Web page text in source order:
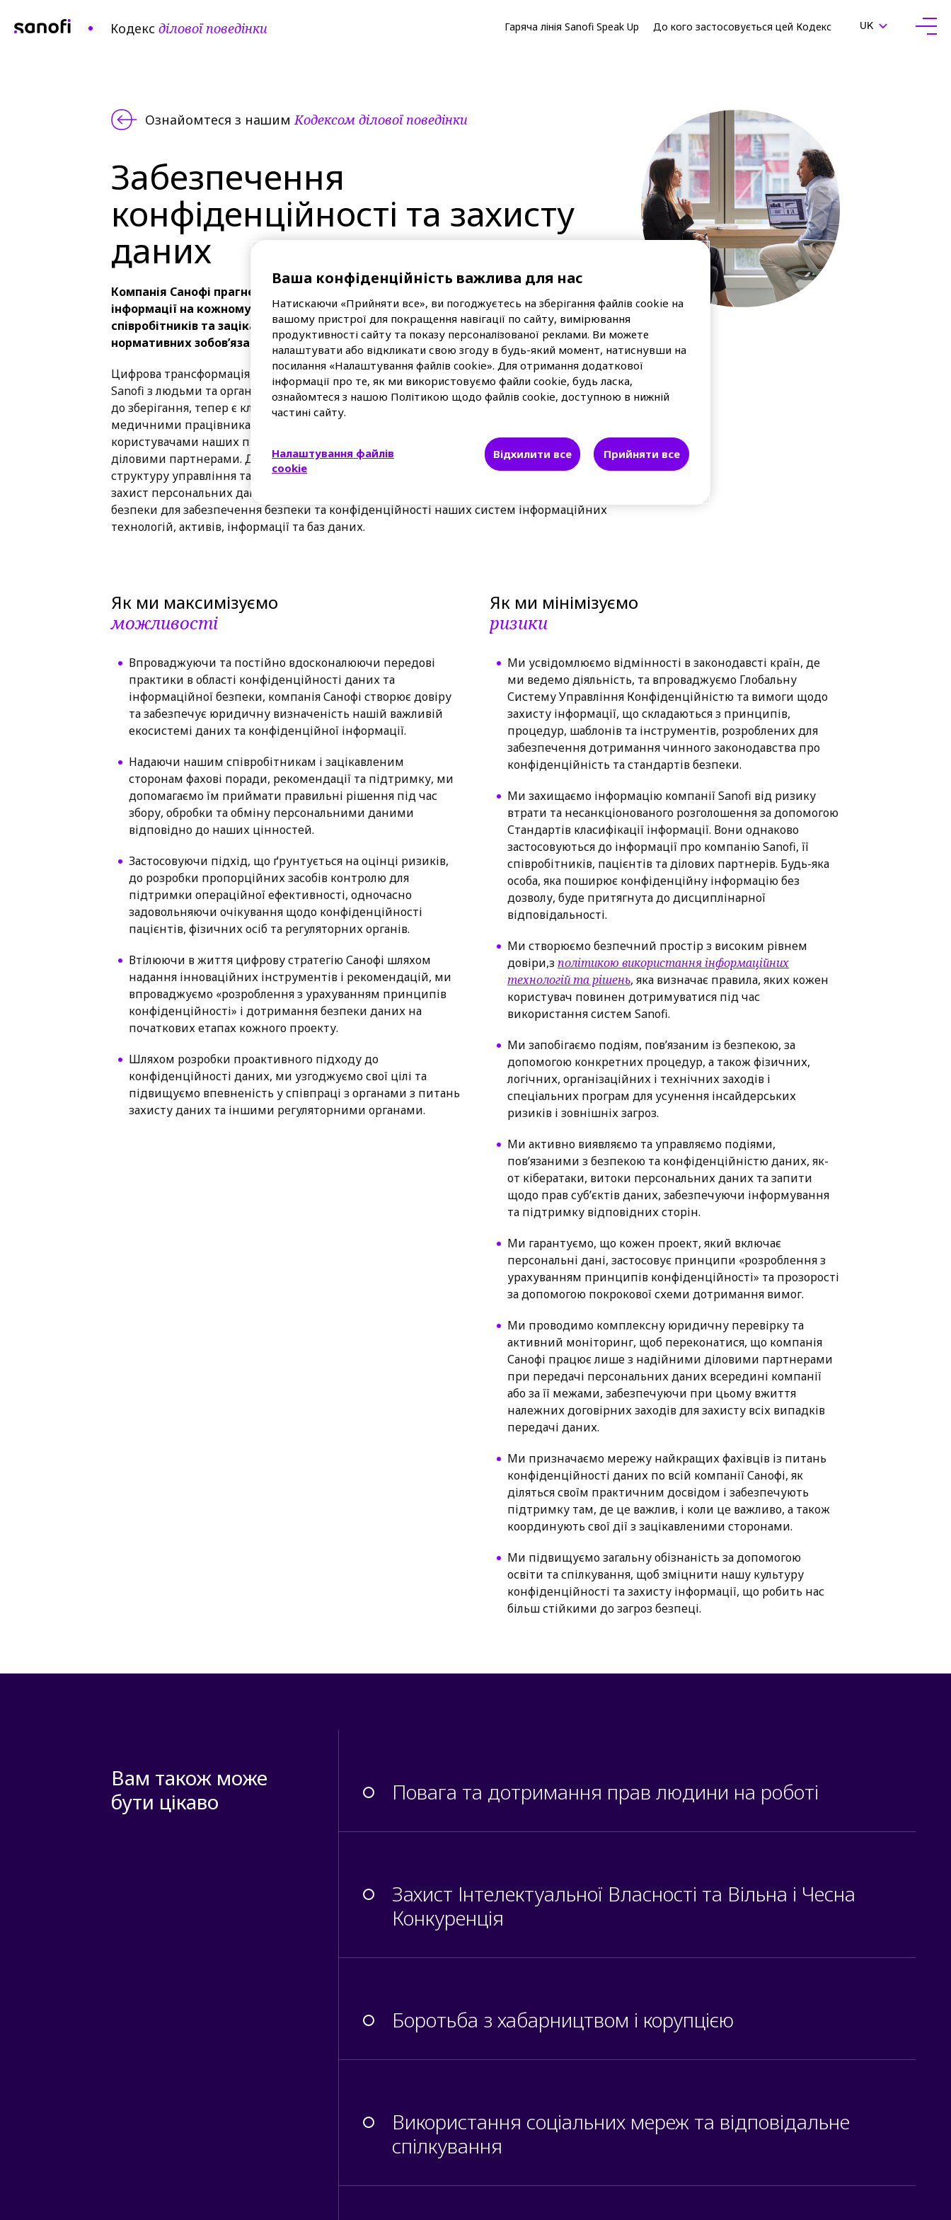
Кодекс ділової поведінки Гаряча лінія Sanofi Speak Up До кого застосовується цей Кодекс ЗМІНИТИ МОВУ,
UK
Ознайомтеся з нашимКодексом ділової поведінки
Забезпечення
конфіденційності та захисту
даних
Компанія Санофі прагне забезпечити конфіденційність даних
інформації на кожному рівні нашої організації на користь пацієнтів, наших
співробітників та зацікавлених сторін, а також забезпечити повне дотримання
нормативних зобов’язань.
Цифрова трансформація, ШІ та демократизація даних зміцнюють взаємодію компанії
Sanofi з людьми та організаціями для досягнення нашої мети. Обробка даних, від збору
до зберігання, тепер є ключовим компонентом наших відносин із пацієнтами,
медичними працівниками, членами наукового співтовариства, клієнтами та
користувачами наших продуктів і послуг, а також нашими співробітниками та
діловими партнерами. Для захисту конфіденційності даних ми впровадили Глобальну
структуру управління та ризиків конфіденційності, яка забезпечує оптимальний
захист персональних даних. Ми також прийняли Рамкову програму кібербезпеки та
безпеки для забезпечення безпеки та конфіденційності наших систем інформаційних
технологій, активів, інформації та баз даних.
Як ми максимізуємо
можливості
Впроваджуючи та постійно вдосконалюючи передові
практики в області конфіденційності даних та
інформаційної безпеки, компанія Санофі створює довіру
та забезпечує юридичну визначеність нашій важливій
екосистемі даних та конфіденційної інформації.
Надаючи нашим співробітникам і зацікавленим
сторонам фахові поради, рекомендації та підтримку, ми
допомагаємо їм приймати правильні рішення під час
збору, обробки та обміну персональними даними
відповідно до наших цінностей.
Застосовуючи підхід, що ґрунтується на оцінці ризиків,
до розробки пропорційних засобів контролю для
підтримки операційної ефективності, одночасно
задовольняючи очікування щодо конфіденційності
пацієнтів, фізичних осіб та регуляторних органів.
Втілюючи в життя цифрову стратегію Санофі шляхом
надання інноваційних інструментів і рекомендацій, ми
впроваджуємо «розроблення з урахуванням принципів
конфіденційності» і дотримання безпеки даних на
початкових етапах кожного проекту.
Шляхом розробки проактивного підходу до
конфіденційності даних, ми узгоджуємо свої цілі та
підвищуємо впевненість у співпраці з органами з питань
захисту даних та іншими регуляторними органами.
Як ми мінімізуємо
ризики
Ми усвідомлюємо відмінності в законодавсті країн, де
ми ведемо діяльність, та впроваджуємо Глобальну
Систему Управління Конфіденційністю та вимоги щодо
захисту інформації, що складаються з принципів,
процедур, шаблонів та інструментів, розроблених для
забезпечення дотримання чинного законодавства про
конфіденційність та стандартів безпеки.
Ми захищаємо інформацію компанії Sanofi від ризику
втрати та несанкціонованого розголошення за допомогою
Стандартів класифікації інформації. Вони однаково
застосовуються до інформації про компанію Sanofi, її
співробітників, пацієнтів та ділових партнерів. Будь-яка
особа, яка поширює конфіденційну інформацію без
дозволу, буде притягнута до дисциплінарної
відповідальності.
Ми створюємо безпечний простір з високим рівнем
довіри,зполітикою використання інформаційних
технологій та рішень, яка визначає правила, яких кожен
користувач повинен дотримуватися під час
використання систем Sanofi.
Ми запобігаємо подіям, пов’язаним із безпекою, за
допомогою конкретних процедур, а також фізичних,
логічних, організаційних і технічних заходів і
спеціальних програм для усунення інсайдерських
ризиків і зовнішніх загроз.
Ми активно виявляємо та управляємо подіями,
пов’язаними з безпекою та конфіденційністю даних, як-
от кібератаки, витоки персональних даних та запити
щодо прав суб’єктів даних, забезпечуючи інформування
та підтримку відповідних сторін.
Ми гарантуємо, що кожен проект, який включає
персональні дані, застосовує принципи «розроблення з
урахуванням принципів конфіденційності» та прозорості
за допомогою покрокової схеми дотримання вимог.
Ми проводимо комплексну юридичну перевірку та
активний моніторинг, щоб переконатися, що компанія
Санофі працює лише з надійними діловими партнерами
при передачі персональних даних всередині компанії
або за її межами, забезпечуючи при цьому вжиття
належних договірних заходів для захисту всіх випадків
передачі даних.
Ми призначаємо мережу найкращих фахівців із питань
конфіденційності даних по всій компанії Санофі, як
діляться своїм практичним досвідом і забезпечують
підтримку там, де це важлив, і коли це важливо, а також
координують свої дії з зацікавленими сторонами.
Ми підвищуємо загальну обізнаність за допомогою
освіти та спілкування, щоб зміцнити нашу культуру
конфіденційності та захисту інформації, що робить нас
більш стійкими до загроз безпеці.
Вам також може
бути цікаво
Повага та дотримання прав людини на роботі
Захист Інтелектуальної Власності та Вільна і Чесна
Конкуренція
Боротьба з хабарництвом і корупцією
Використання соціальних мереж та відповідальне
спілкування
Ваша конфіденційність важлива для нас
Натискаючи «Прийняти все», ви погоджуєтесь на зберігання файлів cookie на
вашому пристрої для покращення навігації по сайту, вимірювання
продуктивності сайту та показу персоналізованої реклами. Ви можете
налаштувати або відкликати свою згоду в будь-який момент, натиснувши на
посилання «Налаштування файлів cookie». Для отримання додаткової
інформації про те, як ми використовуємо файли cookie, будь ласка,
ознайомтеся з нашою Політикою щодо файлів cookie, доступною в нижній
частині сайту.
Налаштування файлів
cookie
Відхилити все Прийняти все